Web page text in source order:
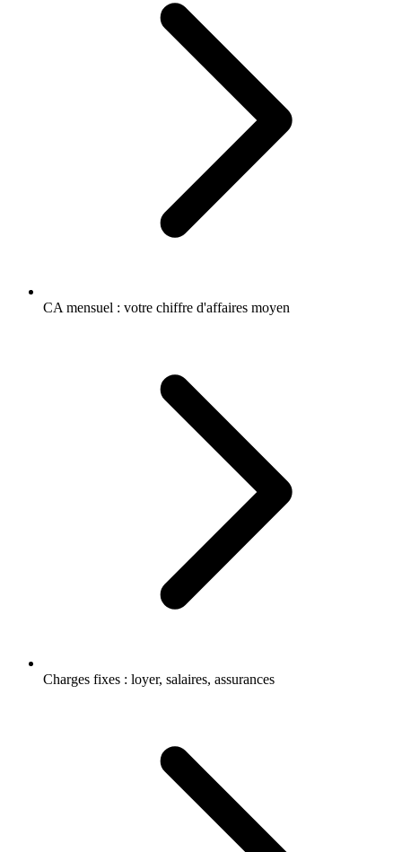
CA mensuel : votre chiffre d'affaires moyen
Charges fixes : loyer, salaires, assurances